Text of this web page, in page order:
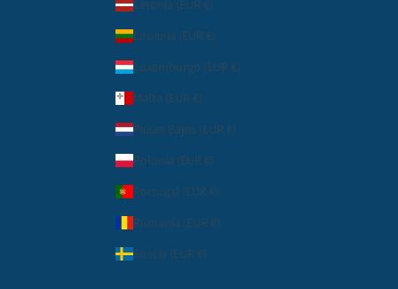
Letonia (EUR €)
Lituania (EUR €)
Luxemburgo (EUR €)
Malta (EUR €)
Países Bajos (EUR €)
Polonia (EUR €)
Portugal (EUR €)
Rumanía (EUR €)
Suecia (EUR €)